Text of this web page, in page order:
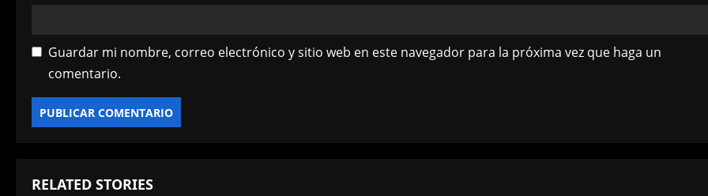
Guardar mi nombre, correo electrónico y sitio web en este navegador para la próxima vez que haga un
comentario.
RELATED STORIES